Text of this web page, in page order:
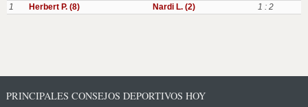
1
Herbert P. (8) Nardi L. (2) 1 : 2
PRINCIPALES CONSEJOS DEPORTIVOS HOY